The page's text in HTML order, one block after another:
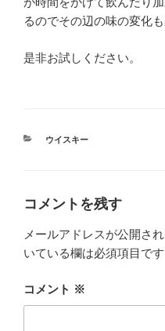
るのでその辺の味の変化
是非お試しください。
カ
ウイスキー
コメントを残す
メールアドレスが公開さ
いている欄は必須項目です
コメント ※